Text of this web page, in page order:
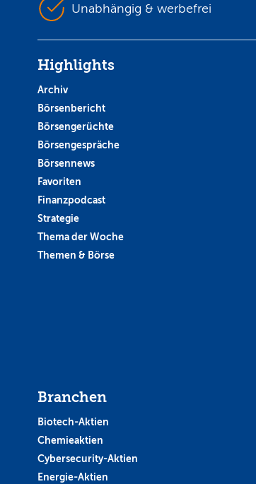
Unabhängig & werbefrei
Highlights
Archiv
Börsenbericht
Börsengerüchte
Börsengespräche
Börsennews
Favoriten
Finanzpodcast
Strategie
Thema der Woche
Themen & Börse
Branchen
Biotech-Aktien
Chemieaktien
Cybersecurity-Aktien
Energie-Aktien